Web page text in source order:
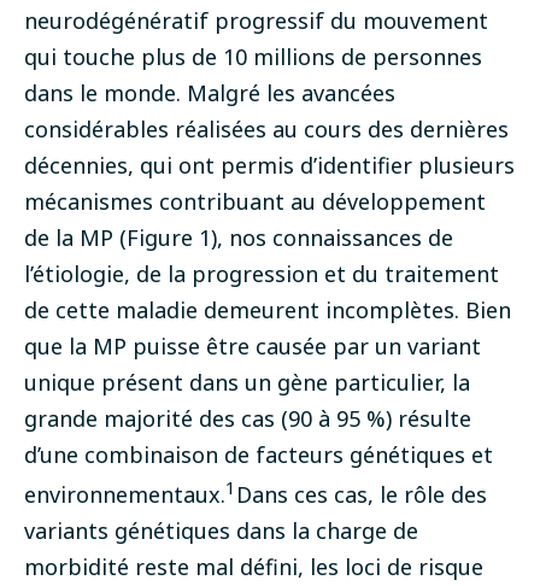
neurodégénératif progressif du mouvement
qui touche plus de 10 millions de personnes
dans le monde. Malgré les avancées
considérables réalisées au cours des dernières
décennies, qui ont permis d’identifier plusieurs
mécanismes contribuant au développement
de la MP (Figure 1), nos connaissances de
l’étiologie, de la progression et du traitement
de cette maladie demeurent incomplètes. Bien
que la MP puisse être causée par un variant
unique présent dans un gène particulier, la
grande majorité des cas (90 à 95 %) résulte
d’une combinaison de facteurs génétiques et
environnementaux.1 Dans ces cas, le rôle des
variants génétiques dans la charge de
morbidité reste mal défini, les loci de risque